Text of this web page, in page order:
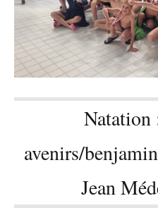
avenirs/
Jean